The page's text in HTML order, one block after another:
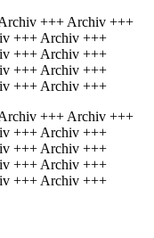
+++ Archiv +++
+++ Archiv +++
+++ Archiv +++
+++ Archiv +++
+++ Archiv +++
+++ Archiv +++
+++ Archiv +++
+++ Archiv +++
+++ Archiv +++
+++ Archiv +++